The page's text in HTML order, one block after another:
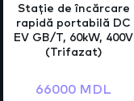
Stație de încărcare
rapidă portabilă DC
EV GB/T, 60kW, 400V
(Trifazat)
66000 MDL